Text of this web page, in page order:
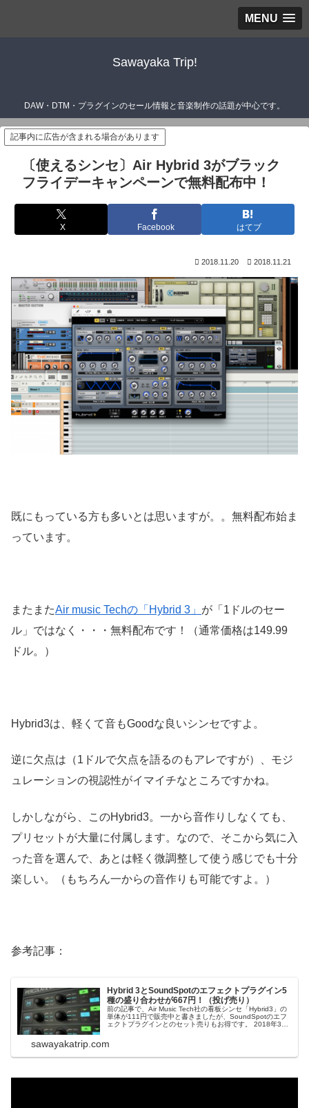
MENU
Sawayaka Trip!
DAW・DTM・プラグインのセール情報と音楽制作の話題が中心です。
記事内に広告が含まれる場合があります
〔使えるシンセ〕Air Hybrid 3がブラック
フライデーキャンペーンで無料配布中！
X Facebook はてブ
2018.11.20 2018.11.21
既にもっている方も多いとは思いますが。。無料配布始ま
っています。
またまたAir music Techの「Hybrid 3」 が「1ドルのセー
ル」ではなく・・・無料配布です！（通常価格は149.99
ドル。）
Hybrid3は、軽くて音もGoodな良いシンセですよ。
逆に欠点は（1ドルで欠点を語るのもアレですが）、モジ
ュレーションの視認性がイマイチなところですかね。
しかしながら、このHybrid3。一から音作りしなくても、
プリセットが大量に付属します。なので、そこから気に入
った音を選んで、あとは軽く微調整して使う感じでも十分
楽しい。（もちろん一からの音作りも可能ですよ。）
参考記事：
Hybrid 3とSoundSpotのエフェクトプラグイン5
種の盛り合わせが667円！（投げ売り）
前の記事で、Air Music Tech社の看板シンセ「Hybrid3」の
単体が111円で販売中と書きましたが、SoundSpotのエフ
ェクトプラグインとのセット売りもお得です。 2018年3月
sawayakatrip.com